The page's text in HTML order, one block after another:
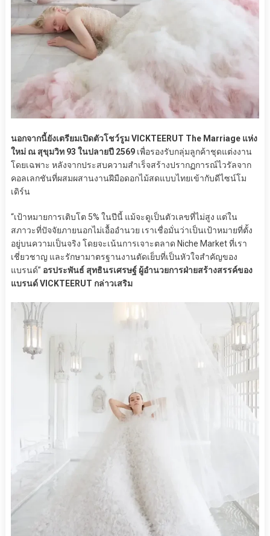
นอกจากนี้ยังเตรียมเปิดตัวโชว์รูม VICKTEERUT The Marriage แห่ง
ใหม่ ณ สุขุมวิท 93 ในปลายปี 2569เพื่อรองรับกลุ่มลูกค้าชุดแต่งงาน
โดยเฉพาะ หลังจากประสบความสำเร็จสร้างปรากฏการณ์ไวรัลจาก
คอลเลกชันที่ผสมผสานงานฝีมือดอกไม้สดแบบไทยเข้ากับดีไซน์โม
เดิร์น
“เป้าหมายการเติบโต 5% ในปีนี้ แม้จะดูเป็นตัวเลขที่ไม่สูง แต่ใน
สภาวะที่ปัจจัยภายนอกไม่เอื้ออำนวย เราเชื่อมั่นว่าเป็นเป้าหมายที่ตั้ง
อยู่บนความเป็นจริง โดยจะเน้นการเจาะตลาด Niche Market ที่เรา
เชี่ยวชาญ และรักษามาตรฐานงานตัดเย็บที่เป็นหัวใจสำคัญของ
แบรนด์” อรประพันธ์ สุทธินรเศรษฐ์ ผู้อำนวยการฝ่ายสร้างสรรค์ของ
แบรนด์ VICKTEERUT กล่าวเสริม